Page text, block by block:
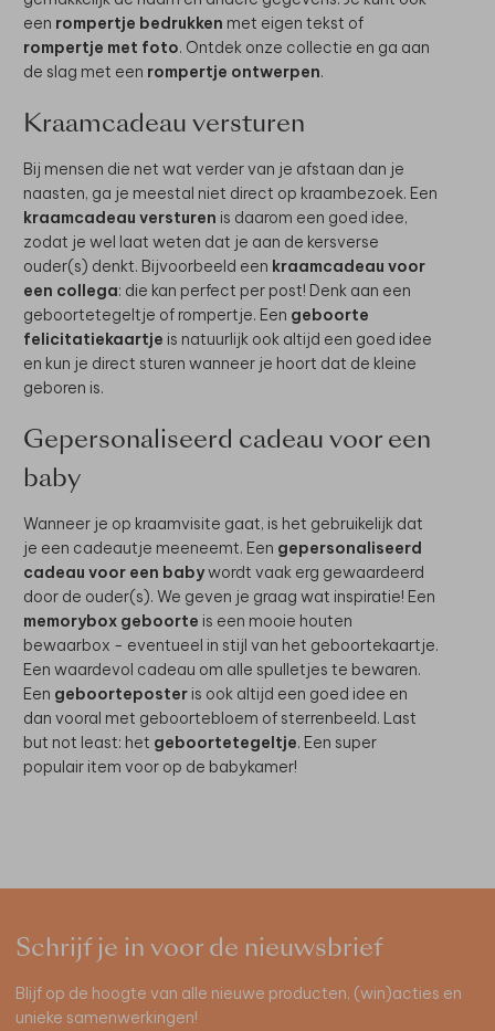
een rompertje bedrukken met eigen tekst of
rompertje met foto. Ontdek onze collectie en ga aan
de slag met een rompertje ontwerpen.
Kraamcadeau versturen
Bij mensen die net wat verder van je afstaan dan je
naasten, ga je meestal niet direct op kraambezoek. Een
kraamcadeau versturen is daarom een goed idee,
zodat je wel laat weten dat je aan de kersverse
ouder(s) denkt. Bijvoorbeeld een kraamcadeau voor
een collega: die kan perfect per post! Denk aan een
geboortetegeltje of rompertje. Een geboorte
felicitatiekaartje is natuurlijk ook altijd een goed idee
en kun je direct sturen wanneer je hoort dat de kleine
geboren is.
Gepersonaliseerd cadeau voor een
baby
Wanneer je op kraamvisite gaat, is het gebruikelijk dat
je een cadeautje meeneemt. Een gepersonaliseerd
cadeau voor een babywordt vaak erg gewaardeerd
door de ouder(s). We geven je graag wat inspiratie! Een
memorybox geboorte is een mooie houten
bewaarbox - eventueel in stijl van het geboortekaartje.
Een waardevol cadeau om alle spulletjes te bewaren.
Een geboorteposter is ook altijd een goed idee en
dan vooral met geboortebloem of sterrenbeeld. Last
but not least: het geboortetegeltje. Een super
populair item voor op de babykamer!
Schrijf je in voor de nieuwsbrief
Blijf op de hoogte van alle nieuwe producten, (win)acties en
unieke samenwerkingen!